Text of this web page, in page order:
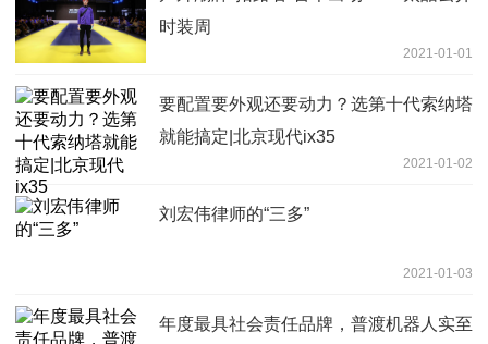
时装周
2021-01-01
要配置要外观还要动力？选第十代索纳塔
就能搞定|北京现代ix35
2021-01-02
刘宏伟律师的“三多”
2021-01-03
年度最具社会责任品牌，普渡机器人实至